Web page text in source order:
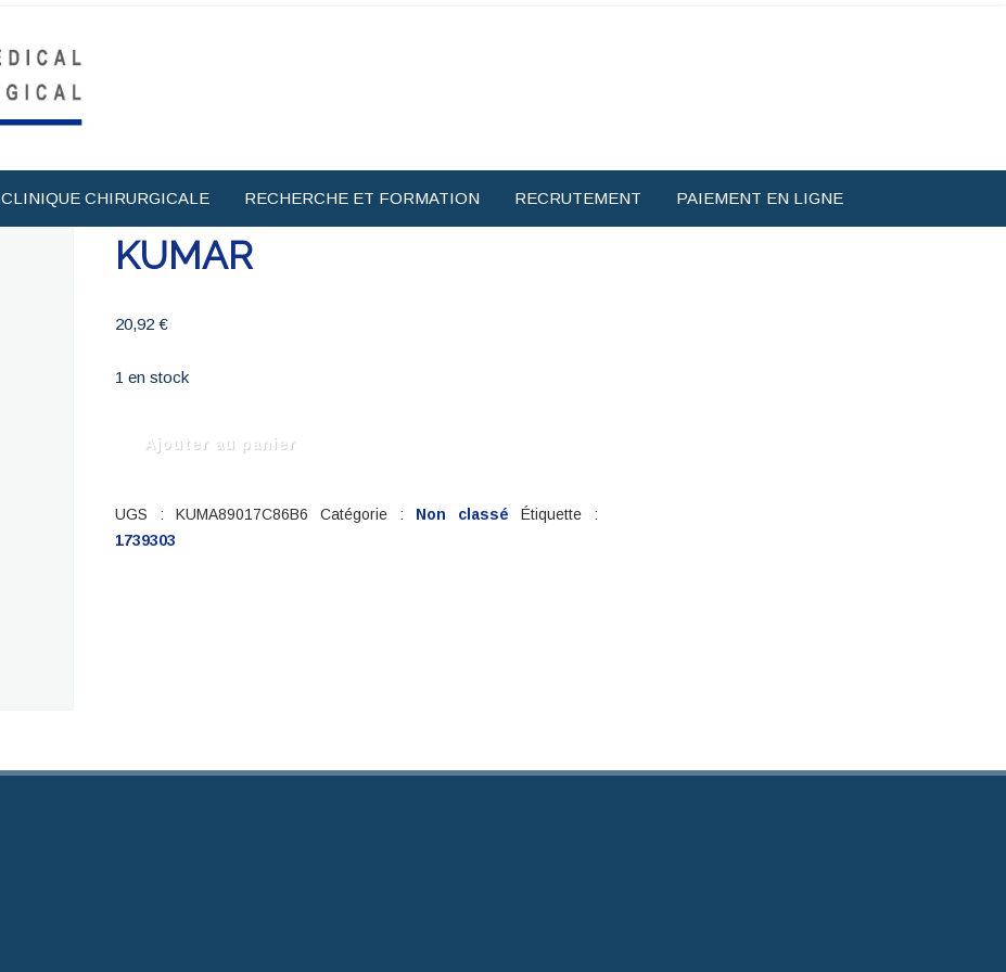
CLINIQUE CHIRURGICALE RECHERCHE ET FORMATION RECRUTEMENT PAIEMENT EN LIGNE
KUMAR
20,92 €
1 en stock
Ajouter au panier
UGS : KUMA89017C86B6 Catégorie : Non classé
Étiquette :
1739303